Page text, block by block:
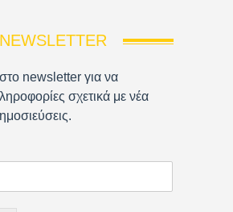
NEWSLETTER
newsletter για να
σχετικά με νέα